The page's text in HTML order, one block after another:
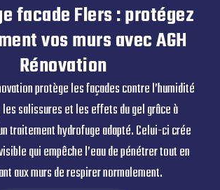
facade Flers : protégez
vos murs avec AGH
Rénovation
protège les façades contre l’humidité
salissures et les effets du gel grâce à
traitement hydrofuge adapté. Celui-ci crée
qui empêche l’eau de pénétrer tout en
aux murs de respirer normalement.